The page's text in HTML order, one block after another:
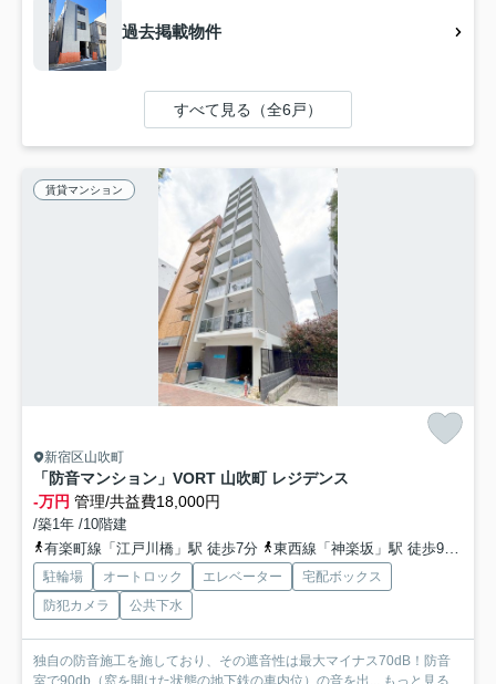
過去掲載物件
すべて見る（全6戸）
賃貸マンション
新宿区山吹町
「防音マンション」VORT 山吹町 レジデンス
-万円 管理/共益費18,000円
/築1年 /10階建
有楽町線「江戸川橋」駅 徒歩7分
東西線「神楽坂」駅 徒歩9分
駐輪場 オートロック エレベーター
宅配ボックス
防犯カメラ
公共下水
独自の防音施工を施しており、その遮音性は最大マイナス70dB！防音
室で90db（窓を開けた状態の地下鉄の車内位）の音を出... もっと見る